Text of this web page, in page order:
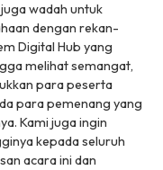
wadah untuk
dengan rekan-
Digital Hub yang
melihat semangat,
para peserta
para pemenang yang
Kami juga ingin
kepada seluruh
acara ini dan